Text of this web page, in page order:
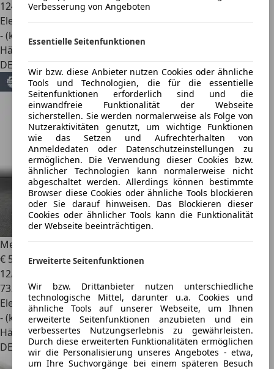
Verbesserung von Angeboten
Essentielle Seitenfunktionen
Wir bzw. diese Anbieter nutzen Cookies oder ähnliche
Tools und Technologien, die für die essentielle
Seitenfunktionen erforderlich sind und die
einwandfreie Funktionalität der Webseite
sicherstellen. Sie werden normalerweise als Folge von
Nutzeraktivitäten genutzt, um wichtige Funktionen
wie das Setzen und Aufrechterhalten von
Anmeldedaten oder Datenschutzeinstellungen zu
ermöglichen. Die Verwendung dieser Cookies bzw.
ähnlicher Technologien kann normalerweise nicht
abgeschaltet werden. Allerdings können bestimmte
Browser diese Cookies oder ähnliche Tools blockieren
oder Sie darauf hinweisen. Das Blockieren dieser
Cookies oder ähnlicher Tools kann die Funktionalität
der Webseite beeinträchtigen.
Erweiterte Seitenfunktionen
Wir bzw. Drittanbieter nutzen unterschiedliche
technologische Mittel, darunter u.a. Cookies und
ähnliche Tools auf unserer Webseite, um Ihnen
erweiterte Seitenfunktionen anzubieten und ein
verbessertes Nutzungserlebnis zu gewährleisten.
Durch diese erweiterten Funktionalitäten ermöglichen
wir die Personalisierung unseres Angebotes - etwa,
um Ihre Suchvorgänge bei einem späteren Besuch
124.777 km
Elektro
- (kWh/100 km)
Händler
DE 69469
Mercedes-Benz EQS
€ 50.470
12/2022
73.977 km
Elektro
- (kWh/100 km)
Händler
DE 34123